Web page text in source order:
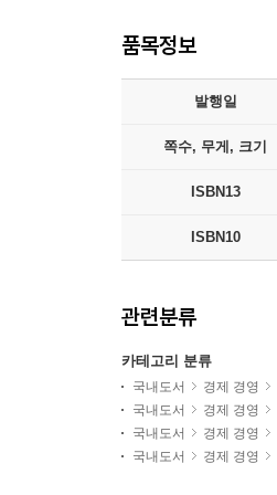
품목정보
발행일
쪽수, 무게, 크기
ISBN13
ISBN10
관련분류
카테고리 분류
국내도서 경제 경영
국내도서
경제 경영
국내도서
경제 경영
국내도서
경제 경영